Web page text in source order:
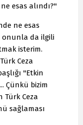
esas alındı?"
ne esas
onunla da ilgili
isterim.
Ceza
"Etkin
Çünkü bizim
Türk Ceza
sağlaması